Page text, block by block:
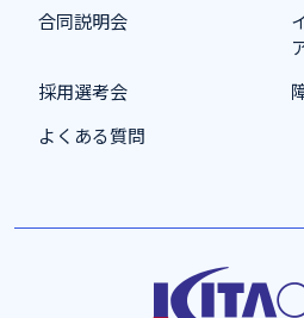
合同説明会
採用選考会
よくある質問